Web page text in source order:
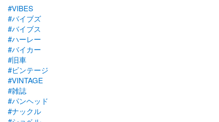
#VIBES
#バイブズ
#バイブス
#ハーレー
#バイカー
#旧車
#ビンテージ
#VINTAGE
#雑誌
#パンヘッド
#ナックル